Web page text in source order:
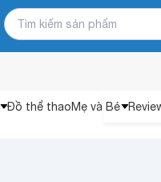
Đồ thể thaoMẹ và Bé